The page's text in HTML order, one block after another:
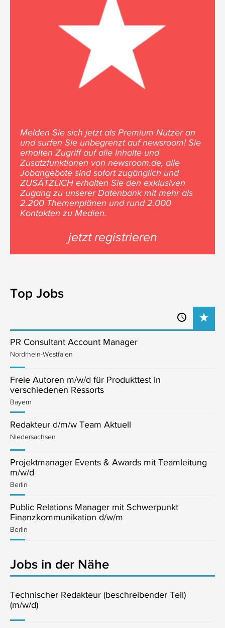
Melden Sie sich jetzt als Premium Nutzer an
und surfen Sie unbegrenzt auf newsroom! Sie
erhalten Zugriff auf alle Inhalte und
Zusatzfunktionen von newsroom.de, alle
Jobangebote sind sofort zugänglich und
ZUSÄTZLICH erhalten Sie den exklusiven
Zugang zu unserer Datenbank mit mehr als
2.200 Themenplänen und rund 2.000
Kontakten zu Medien.
jetzt registrieren
Top Jobs
PR Consultant Account Manager
Nordrhein-Westfalen
Freie Autoren m/w/d für Produkttest in
verschiedenen Ressorts
Bayern
Redakteur d/m/w Team Aktuell
Niedersachsen
Projektmanager Events & Awards mit Teamleitung
m/w/d
Berlin
Public Relations Manager mit Schwerpunkt
Finanzkommunikation d/w/m
Berlin
Jobs in der Nähe
Technischer Redakteur (beschreibender Teil)
(m/w/d)